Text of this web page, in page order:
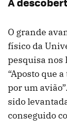
O grande
físico da
pesquisa nos
“Aposto que
por um
sido
conseguido